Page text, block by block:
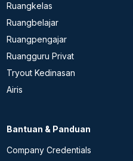
Ruangkelas
Ruangbelajar
Ruangpengajar
Ruangguru Privat
Tryout Kedinasan
Airis
Bantuan & Panduan
Company Credentials